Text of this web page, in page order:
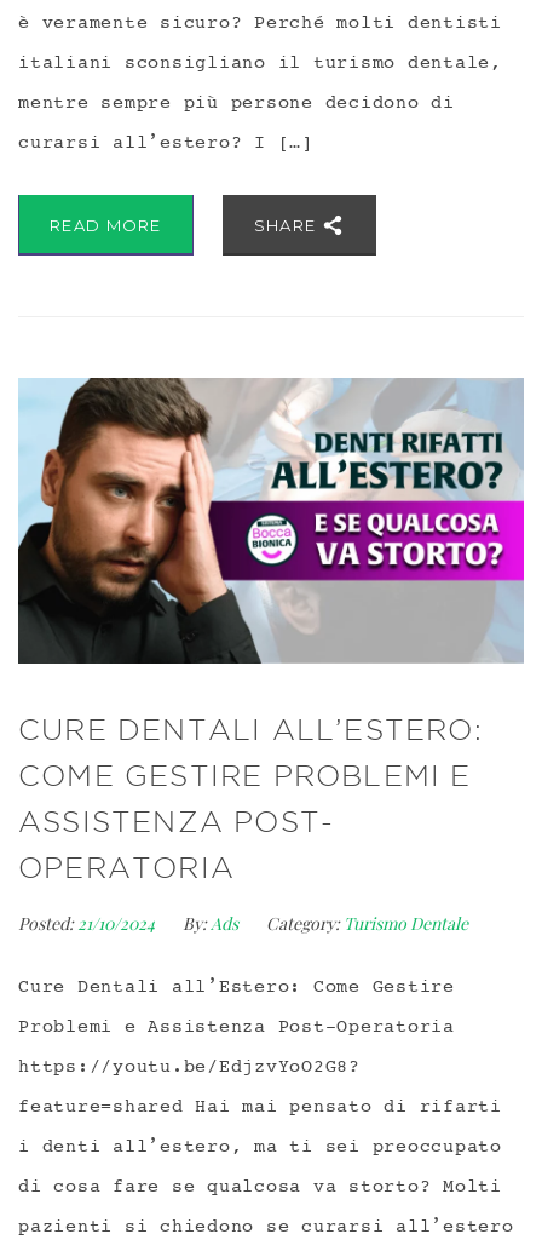
è veramente sicuro? Perché molti dentisti
italiani sconsigliano il turismo dentale,
mentre sempre più persone decidono di
curarsi all’estero? I […]
READ MORE SHARE
CURE DENTALI ALL’ESTERO:
COME GESTIRE PROBLEMI E
ASSISTENZA POST-
OPERATORIA
Posted: 21/10/2024 By: Ads Category: Turismo Dentale
Cure Dentali all’Estero: Come Gestire
Problemi e Assistenza Post-Operatoria
https://youtu.be/EdjzvYoO2G8?
feature=shared Hai mai pensato di rifarti
i denti all’estero, ma ti sei preoccupato
di cosa fare se qualcosa va storto? Molti
pazienti si chiedono se curarsi all’estero